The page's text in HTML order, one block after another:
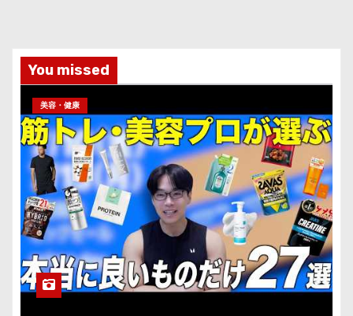
You missed
美容・健康